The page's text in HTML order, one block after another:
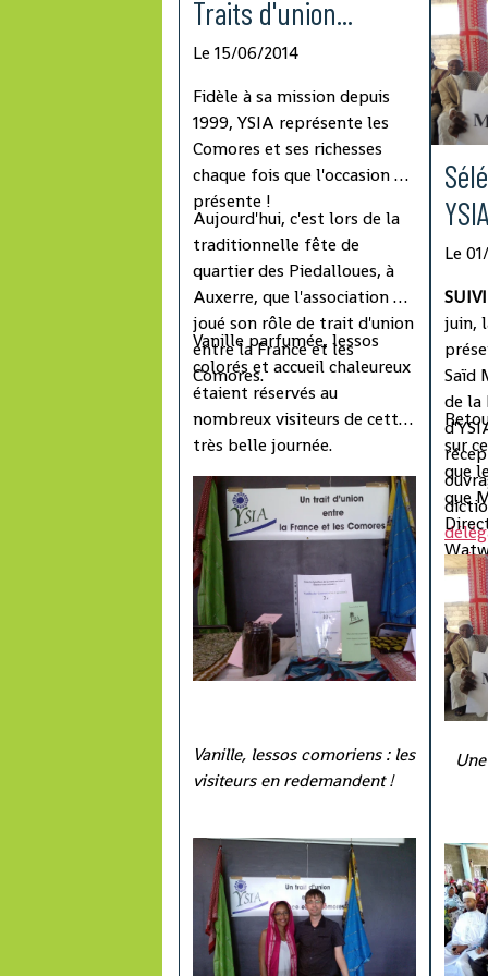
Traits d'union...
Le 15/06/2014
Fidèle à sa mission depuis
1999, YSIA représente les
Comores et ses richesses
chaque fois que l'occasion se
présente !
Aujourd'hui, c'est lors de la
traditionnelle fête de
quartier des Piedalloues, à
Auxerre, que l'association a
joué son rôle de trait d'union
entre la France et les
Comores.
Vanille parfumée, lessos
colorés et accueil chaleureux
étaient réservés au
nombreux visiteurs de cette
très belle journée.
Vanille, lessos comoriens : les
visiteurs en redemandent !
Le
juin,
Saïd
de la
sur
que
que
et de
leur